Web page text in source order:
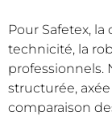
Pour Safetex,
technicité, la
professionnels.
structurée,
comparaison